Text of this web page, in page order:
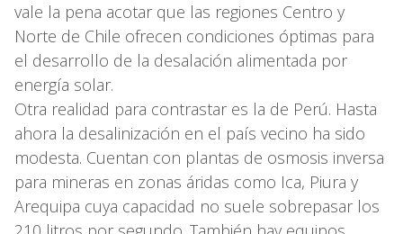
vale la pena acotar que las regiones Centro y
Norte de Chile ofrecen condiciones óptimas para
el desarrollo de la desalación alimentada por
energía solar.
Otra realidad para contrastar es la de Perú. Hasta
ahora la desalinización en el país vecino ha sido
modesta. Cuentan con plantas de osmosis inversa
para mineras en zonas áridas como Ica, Piura y
Arequipa cuya capacidad no suele sobrepasar los